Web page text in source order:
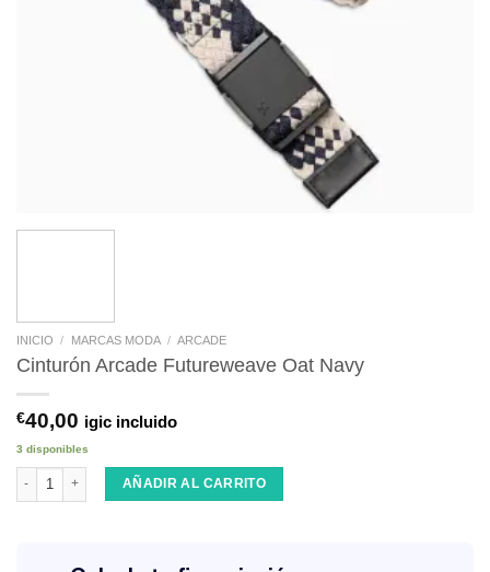
INICIO / MARCAS MODA / ARCADE
Cinturón Arcade Futureweave Oat Navy
€40,00 igic incluido
3 disponibles
Cinturón Arcade Futureweave Oat Navy cantidad
AÑADIR AL CARRITO